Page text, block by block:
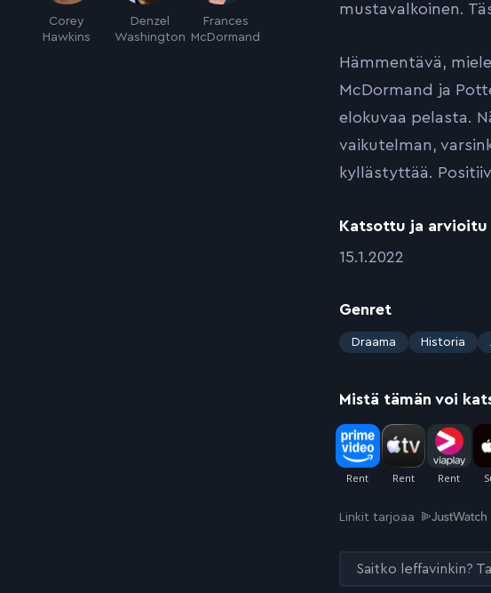
Corey
Hawkins
Denzel
Washington
Frances
McDormand
mustavalkoinen.
Hämmentävä,
McDormand ja
elokuvaa pelasta.
vaikutelman,
kyllästyttää.
Katsottu ja arvioitu
:15.1.2022
Genret
:
Draama Historia
Mistä tämän voi
Linkit tarjoaa
Saitko leffavinkin?